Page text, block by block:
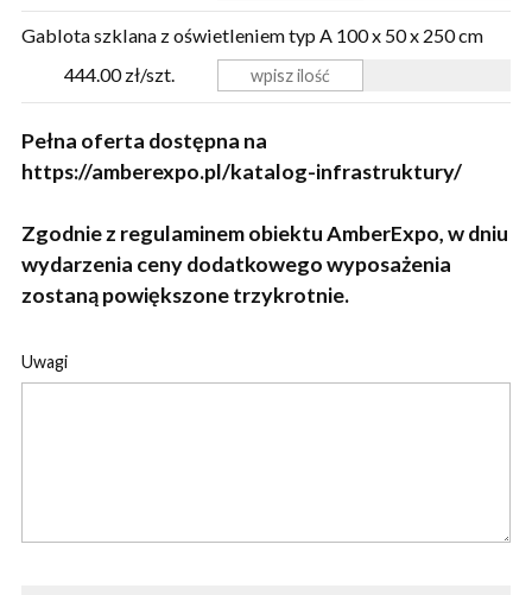
Gablota szklana z oświetleniem typ A 100 x 50 x 250 cm
444.00 zł/szt.
Pełna oferta dostępna na
https://amberexpo.pl/katalog-infrastruktury/
Zgodnie z regulaminem obiektu AmberExpo, w dniu
wydarzenia ceny dodatkowego wyposażenia
zostaną powiększone trzykrotnie.
Uwagi